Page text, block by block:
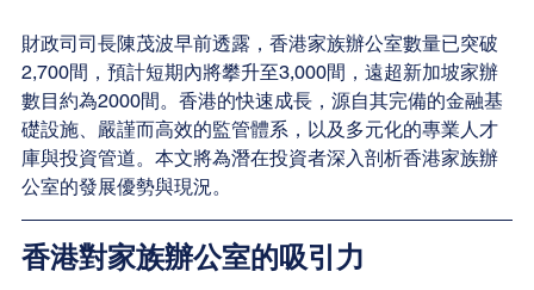
財政司司長陳茂波早前透露，香港家族辦公室數量已突破
2,700間，預計短期內將攀升至3,000間，遠超新加坡家辦
數目約為2000間。香港的快速成長，源自其完備的金融基
礎設施、嚴謹而高效的監管體系，以及多元化的專業人才
庫與投資管道。本文將為潛在投資者深入剖析香港家族辦
公室的發展優勢與現況。
香港對家族辦公室的吸引力